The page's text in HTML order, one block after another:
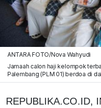
ANTARA FOTO/Nova Wahyudi
Jamaah calon haji kelompok
Palembang (PLM 01) berdoa di
REPUBLIKA.CO.ID,